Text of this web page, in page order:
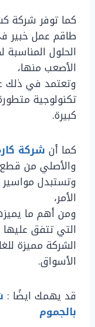
كما توفر شركة
طاقم عمل خبير
الحلول
الأصعب منها،
وتعتمد في ذلك
تكنولوجية
كبيرة.
كما أن شركة
والأصلي من قطع
وتستبدل مواسير
الأمر،
ومن أهم ما
التي تتفق
الشركة مميزة
الأسواق.
قد يهمك ايضًا :
بالجموم